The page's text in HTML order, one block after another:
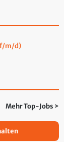
m/d)
Mehr Top-Jobs >